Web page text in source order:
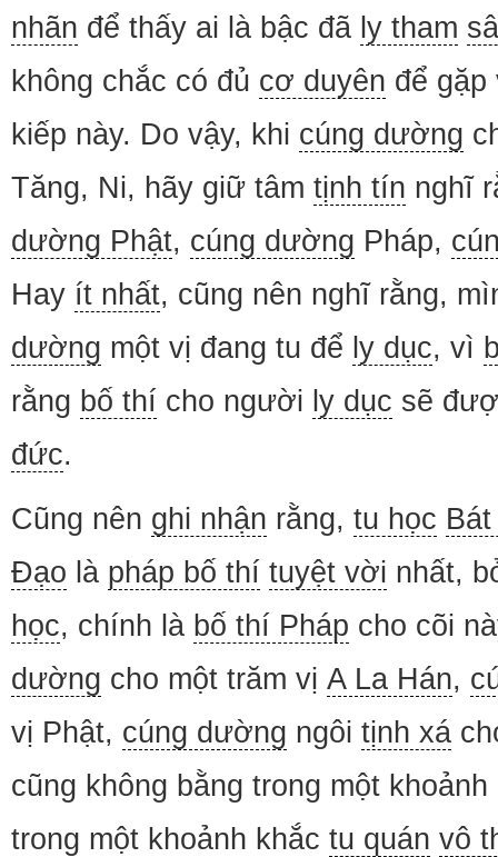
nhãn để thấy ai là bậc đã ly tham
không chắc có đủ cơ duyên để gặp
kiếp này. Do vậy, khi cúng dường
Tăng, Ni, hãy giữ tâm tịnh tín nghĩ
dường Phật, cúng dường Pháp,
Hay ít nhất, cũng nên nghĩ rằng,
dường một vị đang tu để ly dục, vì
rằng bố thí cho người ly dục sẽ
đức.
Cũng nên ghi nhận rằng, tu học
Đạo là pháp bố thí tuyệt vời nhất,
học, chính là bố thí Pháp cho cõi
dường cho một trăm vị A La Hán,
vị Phật, cúng dường ngôi tịnh xá
cũng không bằng trong một
trong một khoảnh khắc tu quán vô